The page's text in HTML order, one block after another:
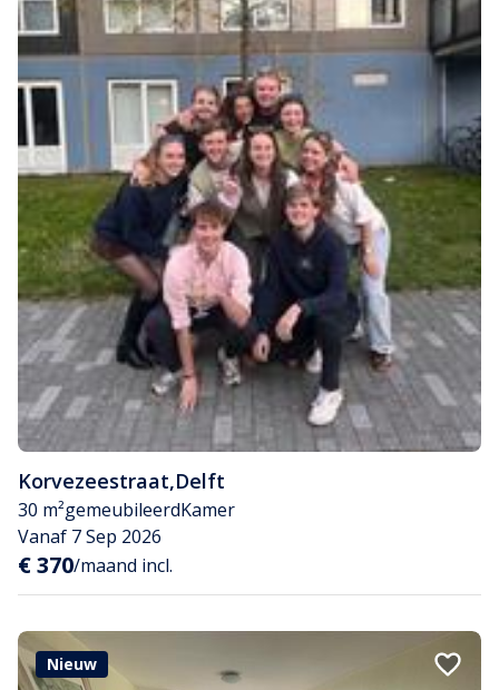
Korvezeestraat,Delft
30 m²gemeubileerdKamer
Vanaf 7 Sep 2026
€ 370/maand incl.
Nieuw